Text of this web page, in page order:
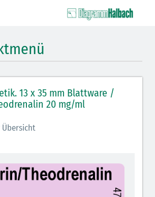
(orange)
Antagonisten (orange schraffiert)
(rot weißer Kopfbalken)
(hellblau)
13 x 35 mm Blattware /
20 mg/ml